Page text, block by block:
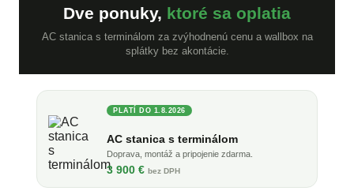
Dve ponuky, ktoré sa oplatia
AC stanica s terminálom za zvýhodnenú cenu a wallbox na
splátky bez akontácie.
PLATÍ DO 1.8.2026
AC stanica s terminálom
Doprava, montáž a pripojenie zdarma.
3 900 € bez DPH